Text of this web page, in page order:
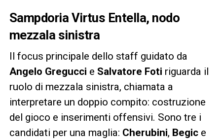
Sampdoria Virtus Entella, nodo
mezzala sinistra
Il focus principale dello staff guidato da
Angelo Gregucci e Salvatore Foti riguarda il
ruolo di mezzala sinistra, chiamata a
interpretare un doppio compito: costruzione
del gioco e inserimenti offensivi. Sono tre i
candidati per una maglia: Cherubini, Begice